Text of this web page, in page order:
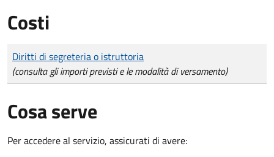
Costi
Tipo di pagamento
Importo
Diritti di segreteria o istruttoria
(consulta gli importi previsti e le modalità di versamento)
Cosa serve
Per accedere al servizio, assicurati di avere: